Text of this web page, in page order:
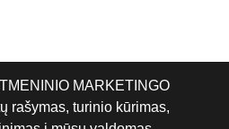
MARKETINGO
rašymas, turinio kūrimas,